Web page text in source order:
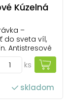
Kúzelná
–
do sveta víl,
Antistresové
ponúkajú
a dovolia
ks
skladom